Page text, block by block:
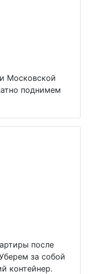
Московской
поднимем
после
за собой
контейнер.